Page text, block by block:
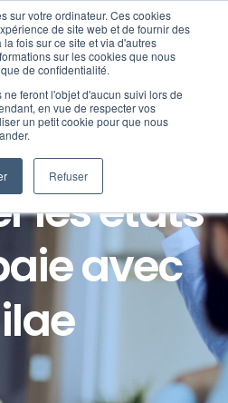
sur votre ordinateur. Ces cookies
de site web et de fournir des
fois sur ce site et via d'autres
sur les cookies que nous
de confidentialité.
feront l'objet d'aucun suivi lors de
en vue de respecter vos
un petit cookie pour que nous
Refuser
offres
clients
Fortify
Paie :
les états
avec